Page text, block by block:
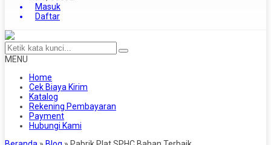
Masuk
Daftar
MENU
Home
Cek Biaya Kirim
Katalog
Rekening Pembayaran
Payment
Hubungi Kami